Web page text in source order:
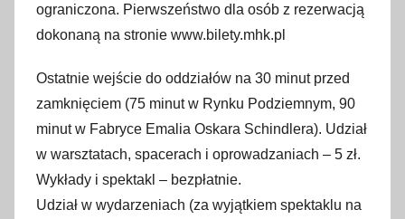
ograniczona. Pierwszeństwo dla osób z rezerwacją
dokonaną na stronie www.bilety.mhk.pl
Ostatnie wejście do oddziałów na 30 minut przed
zamknięciem (75 minut w Rynku Podziemnym, 90
minut w Fabryce Emalia Oskara Schindlera). Udział
w warsztatach, spacerach i oprowadzaniach – 5 zł.
Wykłady i spektakl – bezpłatnie.
Udział w wydarzeniach (za wyjątkiem spektaklu na